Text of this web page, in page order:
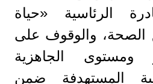
الرئاسية «حياة
والوقوف على
ومستوى الجاهزية
المستهدفة ضمن